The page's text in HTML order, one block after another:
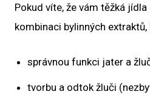
Pokud víte, že vám těžká
kombinaci bylinných
správnou funkci jater a
tvorbu a odtok žluči